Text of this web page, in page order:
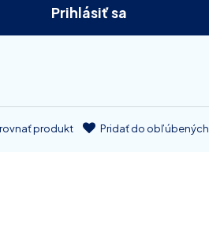
Prihlásiť sa
produkt Pridať do obľúbených